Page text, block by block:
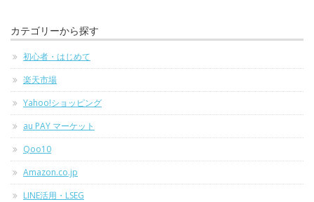
カテゴリーから探す
初心者・はじめて
楽天市場
Yahoo!ショッピング
au PAY マーケット
Qoo10
Amazon.co.jp
LINE活用・LSEG